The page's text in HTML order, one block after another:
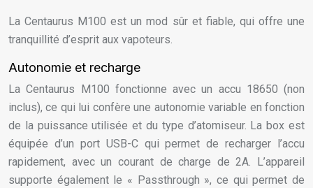
La Centaurus M100 est un mod sûr et fiable, qui offre une
tranquillité d’esprit aux vapoteurs.
Autonomie et recharge
La Centaurus M100 fonctionne avec un accu 18650 (non
inclus), ce qui lui confère une autonomie variable en fonction
de la puissance utilisée et du type d’atomiseur. La box est
équipée d’un port USB-C qui permet de recharger l’accu
rapidement, avec un courant de charge de 2A. L’appareil
supporte également le « Passthrough », ce qui permet de